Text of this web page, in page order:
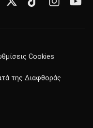
Cookies
της Διαφθοράς